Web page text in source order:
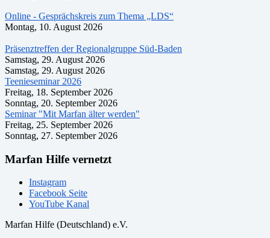
Online - Gesprächskreis zum Thema „LDS“
Montag, 10. August 2026
Präsenztreffen der Regionalgruppe Süd-Baden
Samstag, 29. August 2026
Samstag, 29. August 2026
Teenieseminar 2026
Freitag, 18. September 2026
Sonntag, 20. September 2026
Seminar "Mit Marfan älter werden"
Freitag, 25. September 2026
Sonntag, 27. September 2026
Marfan Hilfe vernetzt
Instagram
Facebook Seite
YouTube Kanal
Marfan Hilfe (Deutschland) e.V.